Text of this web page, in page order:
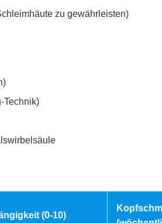
zu gewährleisten)
Technik)
(0-10)